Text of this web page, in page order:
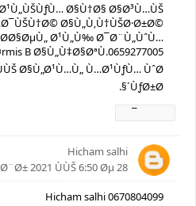
Ø§Ù†Ø§ Ø§Ø³Ù…ÙŠ
Ø§Ù„Ù‚Ù†ÙŠØ·Ø±Ø©
Ø¹Ù„Ù‰ Ø¯Ø¨Ù„ÙˆÙ…
B Ø§Ù„Ù‡Ø§ØªÙ.0659277005
Ø§Ù„Ø¹Ù…Ù„ Ù…Ø¹ÙƒÙ… ÙˆØ
´ÙƒØ±Ø§.
Hicham salhi
28 Ø¯ÙŠØ³Ù…Ø¨Ø± 2021 ÙÙŠ 6:50 Øµ
Hicham salhi 0670804099